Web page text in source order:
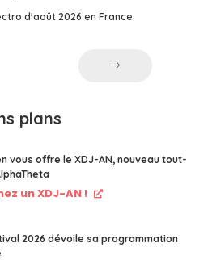
d'août 2026 en France
plans
vous offre le XDJ-AN, nouveau tout-
un XDJ-AN !
2026 dévoile sa programmation